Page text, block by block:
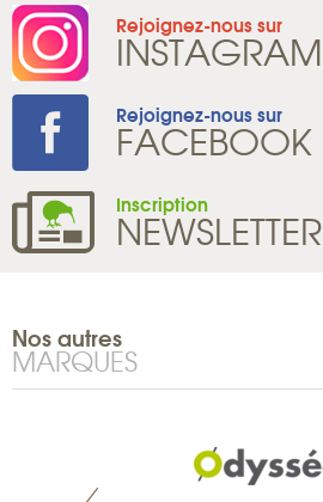
Rejoignez-nous sur
INSTAGRAM
Rejoignez-nous sur
FACEBOOK
Inscription
NEWSLETTER
Nos autres
MARQUES